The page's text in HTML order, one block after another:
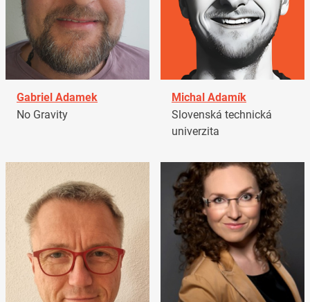
Gabriel Adamek
No Gravity
Michal Adamík
Slovenská technická
univerzita